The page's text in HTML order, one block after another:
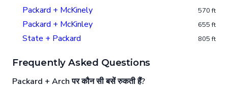
Packard + McKinely 570 ft
Packard + McKinley 655 ft
State + Packard 805 ft
Frequently Asked Questions
Packard + Arch पर कौन सी बसें रुकती हैं?